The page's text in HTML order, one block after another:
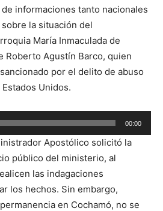
informaciones tanto nacionales
la situación del
María Inmaculada de
Roberto Agustín Barco, quien
por el delito de abuso
Unidos.
00:00
Apostólico solicitó la
público del ministerio, al
las indagaciones
los hechos. Sin embargo,
en Cochamó, no se